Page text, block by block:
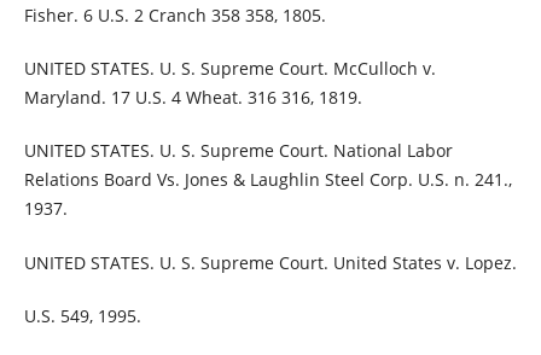
Fisher. 6 U.S. 2 Cranch 358 358, 1805.
UNITED STATES. U. S. Supreme Court. McCulloch v.
Maryland. 17 U.S. 4 Wheat. 316 316, 1819.
UNITED STATES. U. S. Supreme Court. National Labor
Relations Board Vs. Jones & Laughlin Steel Corp. U.S. n. 241.,
1937.
UNITED STATES. U. S. Supreme Court. United States v. Lopez.
U.S. 549, 1995.